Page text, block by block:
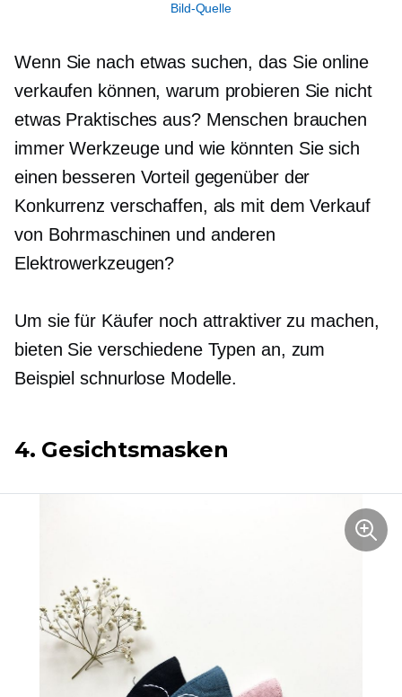
Bild-Quelle
Wenn Sie nach etwas suchen, das Sie online
verkaufen können, warum probieren Sie nicht
etwas Praktisches aus? Menschen brauchen
immer Werkzeuge und wie könnten Sie sich
einen besseren Vorteil gegenüber der
Konkurrenz verschaffen, als mit dem Verkauf
von Bohrmaschinen und anderen
Elektrowerkzeugen?
Um sie für Käufer noch attraktiver zu machen,
bieten Sie verschiedene Typen an, zum
Beispiel schnurlose Modelle.
4. Gesichtsmasken